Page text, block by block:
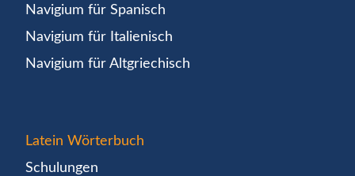
Navigium für Spanisch
Navigium für Italienisch
Navigium für Altgriechisch
Latein Wörterbuch
Schulungen